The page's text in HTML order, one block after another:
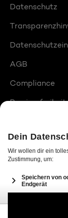
Datenschutz
AGB
Compliance
Barrierefreiheit